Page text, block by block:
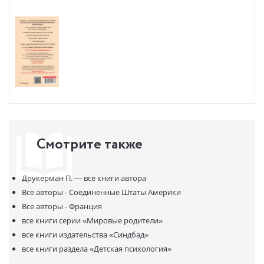
Американская журналистка Памела Друкерман, живущая в
Париже с мужем-англичанином и тремя детьми, исследовала
феномен французского воспитания. У нее получилась очень
личная, живая, полная юмора и одновременно практичная книга,
раскрывающая секреты французов, чьи дети прекрасно спят,
хорошо едят и не допекают своих родителей.
УСТАНОВЛЕННУЮ ЗАКОНОДАТЕЛЬСТВОМ ОТВЕТСТВЕННОСТЬ.
Смотрите также
Друкерман П. — все книги автора
Все авторы - Соединенные Штаты Америки
Все авторы - Франция
все книги серии«Мировые родители»
все книги издательства«Синдбад»
все книги раздела«Детская психология»